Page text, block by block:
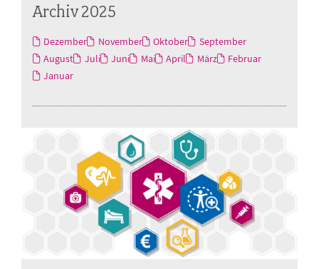
Archiv 2025
Dezember November Oktober
September
August
Juli Juni Mai April März
Februar
Januar